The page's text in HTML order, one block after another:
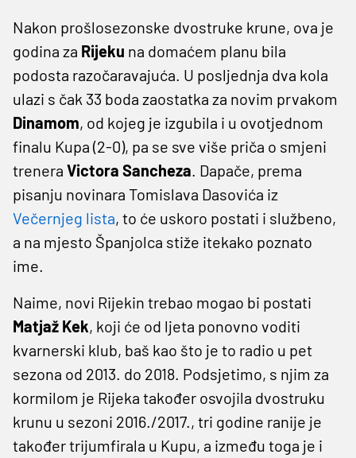
Nakon prošlosezonske dvostruke krune, ova je
godina za Rijeku na domaćem planu bila
podosta razočaravajuća. U posljednja dva kola
ulazi s čak 33 boda zaostatka za novim prvakom
Dinamom, od kojeg je izgubila i u ovotjednom
finalu Kupa (2-0), pa se sve više priča o smjeni
trenera Victora Sancheza. Dapače, prema
pisanju novinara Tomislava Dasovića iz
Večernjeg lista, to će uskoro postati i službeno,
a na mjesto Španjolca stiže itekako poznato
ime.
Naime, novi Rijekin trebao mogao bi postati
Matjaž Kek, koji će od ljeta ponovno voditi
kvarnerski klub, baš kao što je to radio u pet
sezona od 2013. do 2018. Podsjetimo, s njim za
kormilom je Rijeka također osvojila dvostruku
krunu u sezoni 2016./2017., tri godine ranije je
također trijumfirala u Kupu, a između toga je i